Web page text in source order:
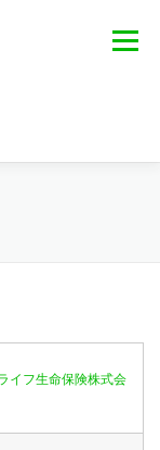
メニュー
イフ生命保険株式会